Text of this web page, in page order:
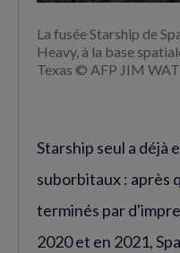
La fusée Starship de
Heavy, à la base
Texas © AFP JIM
Starship seul a déjà
suborbitaux : après
terminés par
2020 et en 2021,